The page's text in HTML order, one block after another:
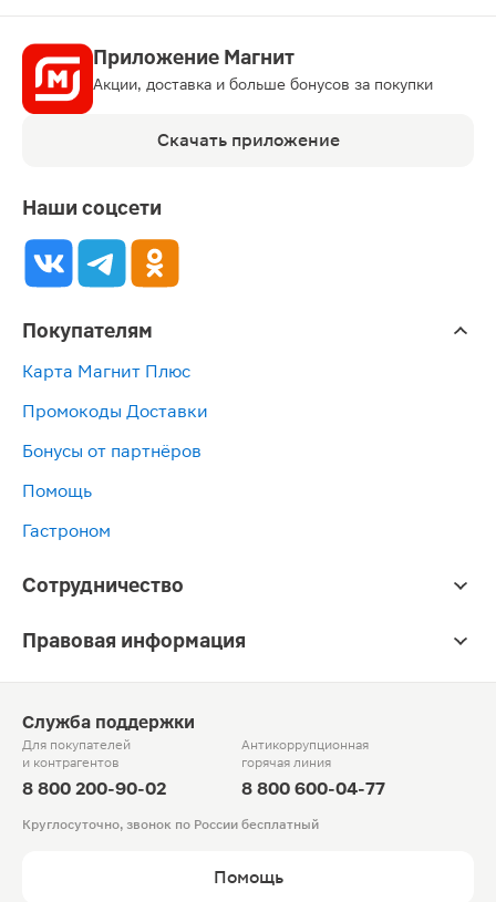
Приложение Магнит
Акции, доставка и больше бонусов за покупки
Скачать приложение
Наши соцсети
Покупателям
Карта Магнит Плюс
Промокоды Доставки
Бонусы от партнёров
Помощь
Гастроном
Сотрудничество
Правовая информация
Служба поддержки
Для покупателей
и контрагентов
8 800 200-90-02
Антикоррупционная
горячая линия
8 800 600-04-77
Круглосуточно, звонок по России бесплатный
Помощь